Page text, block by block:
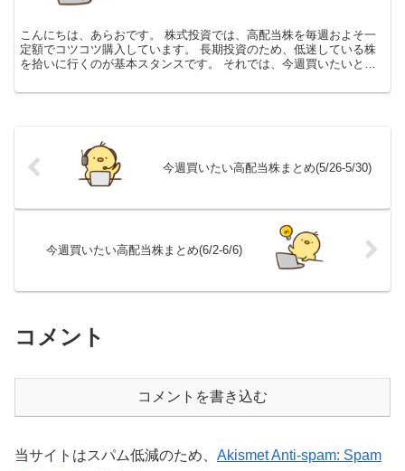
こんにちは、あらおです。 株式投資では、高配当株を毎週およそ一
定額でコツコツ購入しています。 長期投資のため、低迷している株
を拾いに行くのが基本スタンスです。 それでは、今週買いたいと思
今週買いたい高配当株まとめ(5/26-5/30)
今週買いたい高配当株まとめ(6/2-6/6)
コメント
コメントを書き込む
当サイトはスパム低減のため、 Akismet Anti-spam: Spam